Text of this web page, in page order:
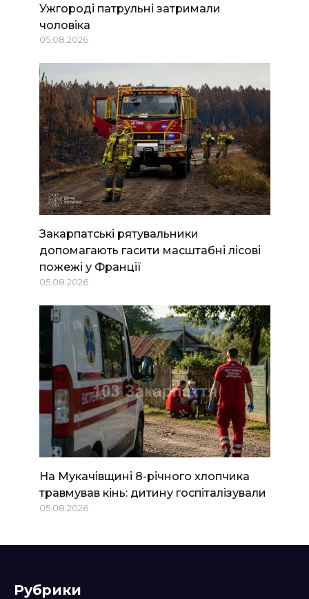
Ужгороді патрульні затримали
чоловіка
05.08.2026
Закарпатські рятувальники
допомагають гасити масштабні лісові
пожежі у Франції
05.08.2026
На Мукачівщині 8-річного хлопчика
травмував кінь: дитину госпіталізували
05.08.2026
Рубрики